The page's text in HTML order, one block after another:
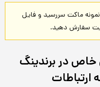
ماکت سررسید و فایل
سفارش دهید.
خاص در برندینگ
ارتباطات